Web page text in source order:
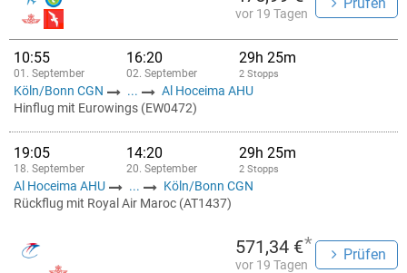
vor 19 Tagen
10:55
01. September
16:20
02. September
29h 25m
2 Stopps
Köln/Bonn CGN ...
Al Hoceima AHU
Hinflug mit Eurowings (EW0472)
19:05
18. September
14:20
20. September
29h 25m
2 Stopps
Al Hoceima AHU ...
Köln/Bonn CGN
Rückflug mit Royal Air Maroc (AT1437)
571,34 €*
vor 19 Tagen
Prüfen